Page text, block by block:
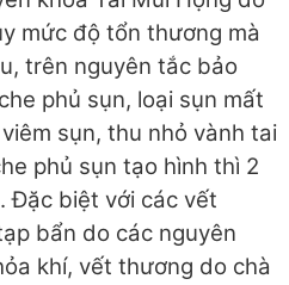
mức độ tổn thương mà
trên nguyên tắc bảo
phủ sụn, loại sụn mất
sụn, thu nhỏ vành tai
phủ sụn tạo hình thì 2
Đặc biệt với các vết
bẩn do các nguyên
khí, vết thương do chà